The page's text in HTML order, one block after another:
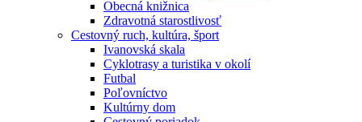
Obecná knižnica
Zdravotná starostlivosť
Cestovný ruch, kultúra, šport
Ivanovská skala
Cyklotrasy a turistika v okolí
Futbal
Poľovníctvo
Kultúrny dom